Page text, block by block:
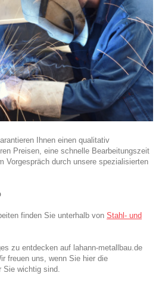
Ihnen einen qualitativ
Preisen, eine schnelle Bearbeitungszeit
Vorgespräch durch unsere spezialisierten
finden Sie unterhalb von Stahl- und
zu entdecken auf lahann-metallbau.de
freuen uns, wenn Sie hier die
Sie wichtig sind.